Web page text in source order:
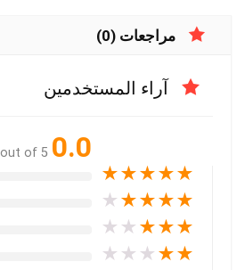
مراجعات (0)
آراء المستخدمين
0.0
out of 5
★
★
★
★
★
★
★
★
★
★
★
★
★
★
★
★
★
★
★
★